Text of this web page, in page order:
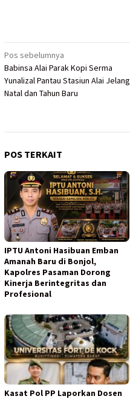
Navigasi
pos
Pos sebelumnya
Babinsa Alai Parak Kopi Serma
Yunalizal Pantau Stasiun Alai Jelang
Natal dan Tahun Baru
POS TERKAIT
IPTU Antoni Hasibuan Emban
Amanah Baru di Bonjol,
Kapolres Pasaman Dorong
Kinerja Berintegritas dan
Profesional
Kasat Pol PP Laporkan Dosen